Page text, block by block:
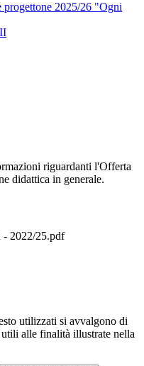
progettone 2025/26 "Ogni
riguardanti l'Offerta
didattica in generale.
- 2022/25.pdf
utilizzati si avvalgono di
alle finalità illustrate nella